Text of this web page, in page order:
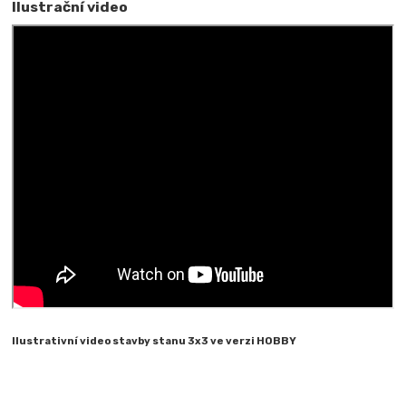
Ilustrační video
Ilustrativní video stavby stanu 3x3 ve verzi HOBBY